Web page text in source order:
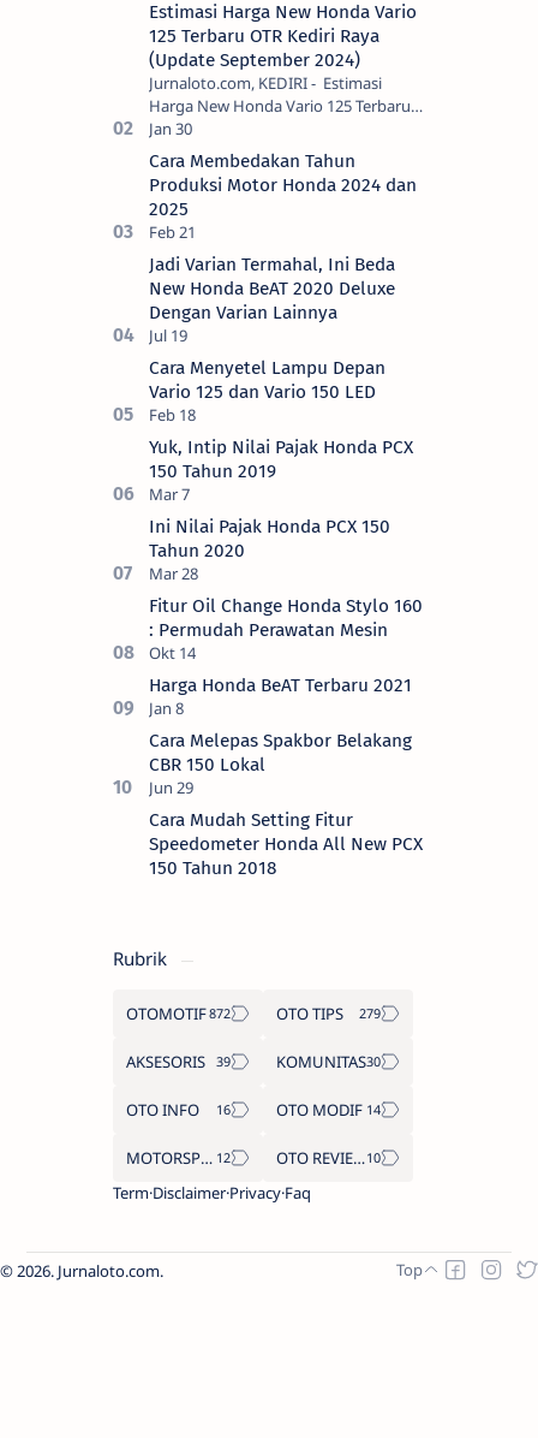
Estimasi Harga New Honda Vario
125 Terbaru OTR Kediri Raya
(Update September 2024)
Jurnaloto.com, KEDIRI - Estimasi
Harga New Honda Vario 125 Terbaru
OTR Kediri Raya (Update September
2024) Brosis sekalian, PT Astra Honda
Motor (AH…
Cara Membedakan Tahun
Produksi Motor Honda 2024 dan
2025
Jadi Varian Termahal, Ini Beda
New Honda BeAT 2020 Deluxe
Dengan Varian Lainnya
Cara Menyetel Lampu Depan
Vario 125 dan Vario 150 LED
Yuk, Intip Nilai Pajak Honda PCX
150 Tahun 2019
Ini Nilai Pajak Honda PCX 150
Tahun 2020
Fitur Oil Change Honda Stylo 160
: Permudah Perawatan Mesin
Harga Honda BeAT Terbaru 2021
Cara Melepas Spakbor Belakang
CBR 150 Lokal
Cara Mudah Setting Fitur
Speedometer Honda All New PCX
150 Tahun 2018
Rubrik
OTOMOTIF OTO TIPS
AKSESORIS KOMUNITAS
OTO INFO OTO MODIF
MOTORSPORT
OTO REVIEW
Term Disclaimer Privacy Faq
2026. Jurnaloto.com.